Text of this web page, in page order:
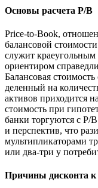
Основы расчета P/B
Price-to-Book,
балансовой
служит
ориентиром
Балансовая
деленный на
активов приходится
стоимость при
банки торгуются с P/
и перспектив, что
мультипликаторами
или два-три у
Причины дисконта к